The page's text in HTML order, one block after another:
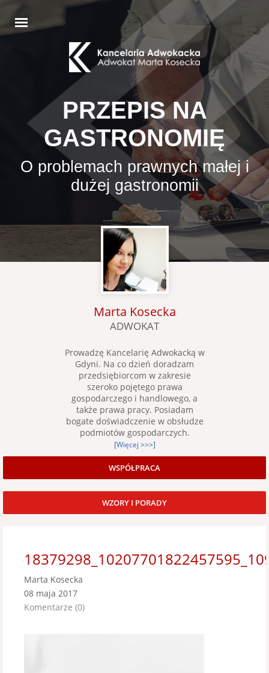
PRZEPIS NA
GASTRONOMIĘ
O problemach prawnych małej i
dużej gastronomii
Marta Kosecka
ADWOKAT
Prowadzę Kancelarię Adwokacką w
Gdyni. Na co dzień doradzam
przedsiębiorcom w zakresie
szeroko pojętego prawa
gospodarczego i handlowego, a
także prawa pracy. Posiadam
bogate doświadczenie w obsłudze
podmiotów gospodarczych.
[Więcej >>>]
WSPÓŁPRACA
WZORY I PORADY
Marta Kosecka
08 maja 2017
Komentarze (0)